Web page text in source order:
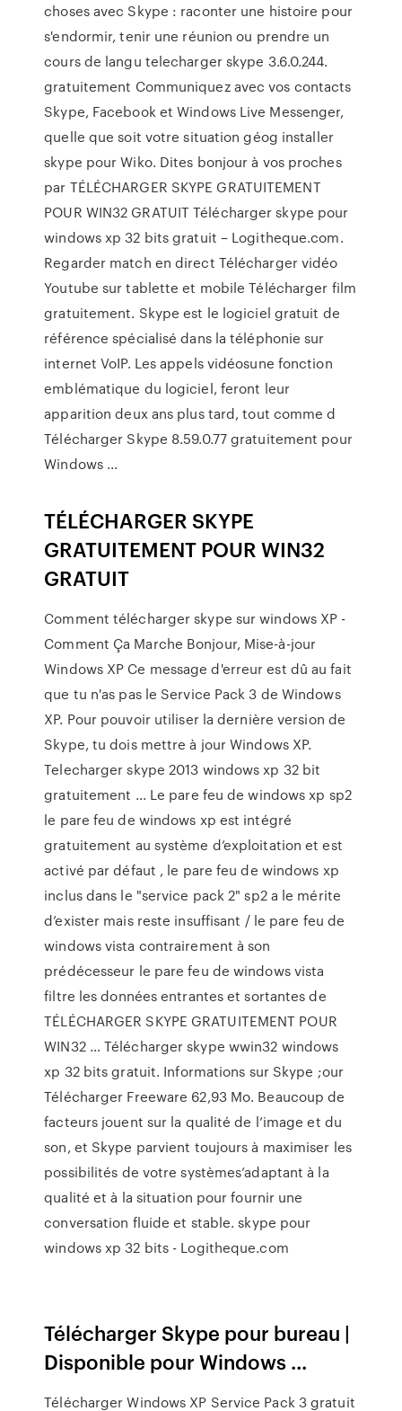
choses avec Skype : raconter une histoire pour
s'endormir, tenir une réunion ou prendre un
cours de langu telecharger skype 3.6.0.244.
gratuitement Communiquez avec vos contacts
Skype, Facebook et Windows Live Messenger,
quelle que soit votre situation géog installer
skype pour Wiko. Dites bonjour à vos proches
par TÉLÉCHARGER SKYPE GRATUITEMENT
POUR WIN32 GRATUIT Télécharger skype pour
windows xp 32 bits gratuit – Logitheque.com.
Regarder match en direct Télécharger vidéo
Youtube sur tablette et mobile Télécharger film
gratuitement. Skype est le logiciel gratuit de
référence spécialisé dans la téléphonie sur
internet VoIP. Les appels vidéosune fonction
emblématique du logiciel, feront leur
apparition deux ans plus tard, tout comme d
Télécharger Skype 8.59.0.77 gratuitement pour
Windows ...
TÉLÉCHARGER SKYPE
GRATUITEMENT POUR WIN32
GRATUIT
Comment télécharger skype sur windows XP -
Comment Ça Marche Bonjour, Mise-à-jour
Windows XP Ce message d'erreur est dû au fait
que tu n'as pas le Service Pack 3 de Windows
XP. Pour pouvoir utiliser la dernière version de
Skype, tu dois mettre à jour Windows XP.
Telecharger skype 2013 windows xp 32 bit
gratuitement ... Le pare feu de windows xp sp2
le pare feu de windows xp est intégré
gratuitement au système d’exploitation et est
activé par défaut , le pare feu de windows xp
inclus dans le "service pack 2" sp2 a le mérite
d’exister mais reste insuffisant / le pare feu de
windows vista contrairement à son
prédécesseur le pare feu de windows vista
filtre les données entrantes et sortantes de
TÉLÉCHARGER SKYPE GRATUITEMENT POUR
WIN32 … Télécharger skype wwin32 windows
xp 32 bits gratuit. Informations sur Skype ;our
Télécharger Freeware 62,93 Mo. Beaucoup de
facteurs jouent sur la qualité de l’image et du
son, et Skype parvient toujours à maximiser les
possibilités de votre systèmes’adaptant à la
qualité et à la situation pour fournir une
conversation fluide et stable. skype pour
windows xp 32 bits - Logitheque.com
Télécharger Skype pour bureau |
Disponible pour Windows ...
Télécharger Windows XP Service Pack 3 gratuit